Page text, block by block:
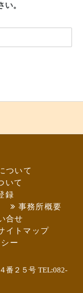
。
ついて
いて
録
事務所概要
合せ
イトマップ
ー
番２５号 TEL:082-